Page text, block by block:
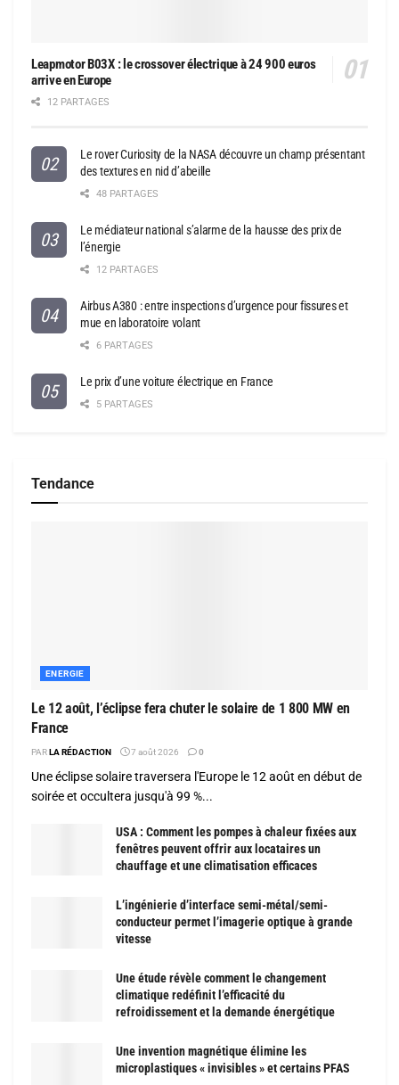
Leapmotor B03X : le crossover électrique à 24 900 euros
arrive en Europe
12 PARTAGES
Le rover Curiosity de la NASA découvre un champ présentant
des textures en nid d’abeille
48 PARTAGES
Le médiateur national s’alarme de la hausse des prix de
l’énergie
12 PARTAGES
Airbus A380 : entre inspections d’urgence pour fissures et
mue en laboratoire volant
6 PARTAGES
Le prix d’une voiture électrique en France
5 PARTAGES
Tendance
ENERGIE
Le 12 août, l’éclipse fera chuter le solaire de 1 800 MW en
France
PARLA RÉDACTION 7 août 2026 0
Une éclipse solaire traversera l'Europe le 12 août en début de
soirée et occultera jusqu'à 99 %...
USA : Comment les pompes à chaleur fixées aux
fenêtres peuvent offrir aux locataires un
chauffage et une climatisation efficaces
L’ingénierie d’interface semi-métal/semi-
conducteur permet l’imagerie optique à grande
vitesse
Une étude révèle comment le changement
climatique redéfinit l’efficacité du
refroidissement et la demande énergétique
Une invention magnétique élimine les
microplastiques « invisibles » et certains PFAS